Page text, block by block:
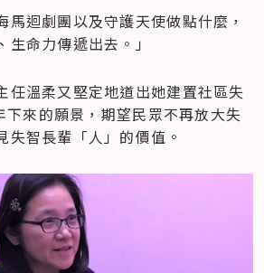
馬迴劇團以及守護天使做點什麼，
命力傳遞出去。」
任溫柔又堅定地道出她建置社區失
來的願景，期望民眾不再放大失
失智長輩「人」的價值。